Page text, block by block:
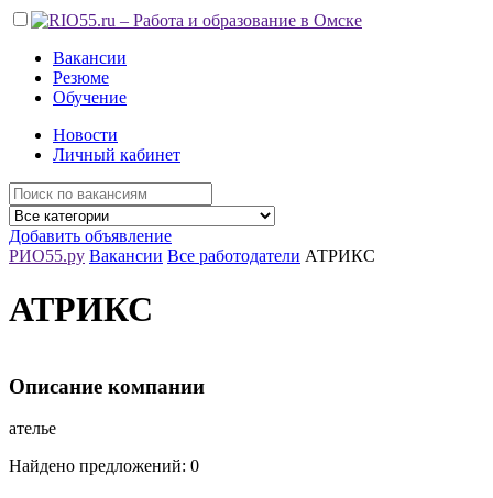
Вакансии
Резюме
Обучение
Новости
Личный кабинет
Добавить объявление
РИО55.ру Вакансии Все работодатели АТРИКС
АТРИКС
Описание компании
ателье
Найдено предложений: 0